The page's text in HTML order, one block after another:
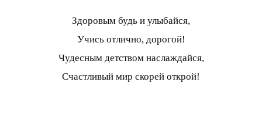
Здоровым будь и улыбайся,
Учись отлично, дорогой!
Чудесным детством наслаждайся,
Счастливый мир скорей открой!